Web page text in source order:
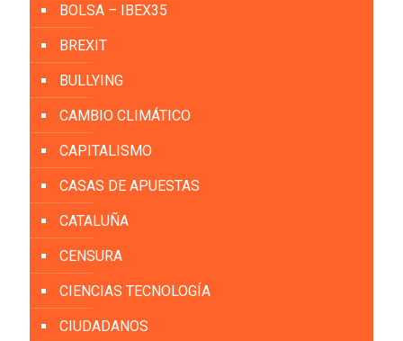
BOLSA – IBEX35
BREXIT
BULLYING
CAMBIO CLIMÁTICO
CAPITALISMO
CASAS DE APUESTAS
CATALUÑA
CENSURA
CIENCIAS TECNOLOGÍA
CIUDADANOS